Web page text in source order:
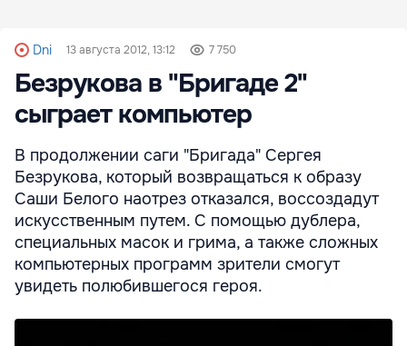
Dni 13 августа 2012, 13:12 7 750
Безрукова в "Бригаде 2"
сыграет компьютер
В продолжении саги "Бригада" Сергея
Безрукова, который возвращаться к образу
Саши Белого наотрез отказался, воссоздадут
искусственным путем. С помощью дублера,
специальных масок и грима, а также сложных
компьютерных программ зрители смогут
увидеть полюбившегося героя.